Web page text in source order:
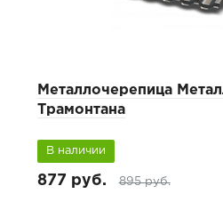
Металлочерепица
Трамонтана
В наличии
877 руб. 895 руб.